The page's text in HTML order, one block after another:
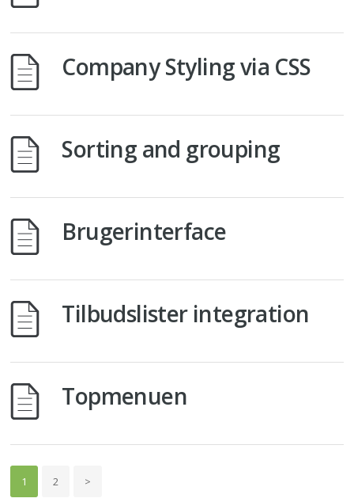
Company Styling via CSS
Sorting and grouping
Brugerinterface
Tilbudslister integration
Topmenuen
1 2 >